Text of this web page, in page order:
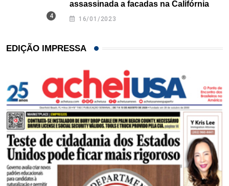
assassinada a facadas na Califórnia
16/01/2023
EDIÇÃO IMPRESSA